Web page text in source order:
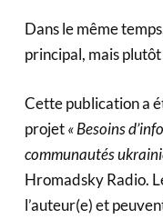
Dans le même
principal, mais
Cette publication a
projet« Besoins
communautés
Hromadsky Radio.
l’auteur(e) et